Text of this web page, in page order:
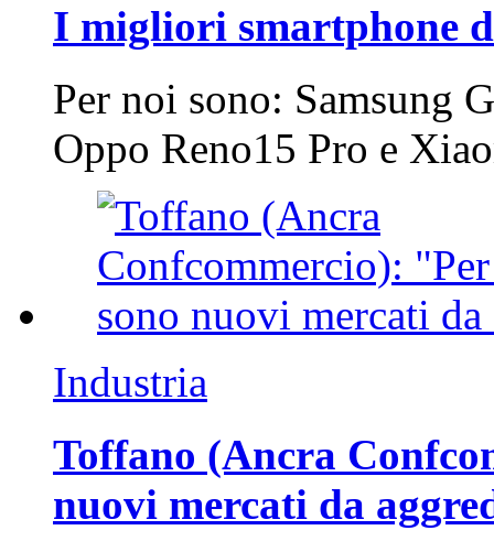
I migliori smartphone
Per noi sono: Samsung
Oppo Reno15 Pro e
Industria
Toffano (Ancra
nuovi mercati da